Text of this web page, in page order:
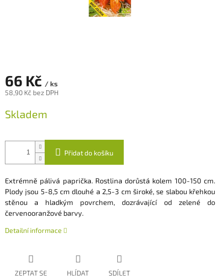
66 Kč / ks
58,90 Kč bez DPH
cena:
Skladem
Přidat do košíku
Extrémně pálivá paprička. Rostlina dorůstá kolem 100-150 cm.
Plody jsou 5-8,5 cm dlouhé a 2,5-3 cm široké, se slabou křehkou
stěnou a hladkým povrchem, dozrávající od zelené do
červenooranžové barvy.
Detailní informace
ZEPTAT SE HLÍDAT SDÍLET